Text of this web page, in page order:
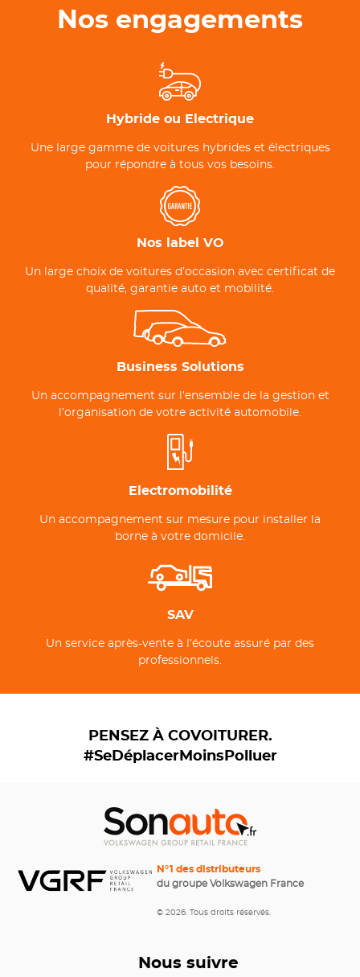
Nos engagements
Hybride ou Electrique
Une large gamme de voitures hybrides et électriques
pour répondre à tous vos besoins.
Nos label VO
Un large choix de voitures d’occasion avec certificat de
qualité, garantie auto et mobilité.
Business Solutions
Un accompagnement sur l’ensemble de la gestion et
l’organisation de votre activité automobile.
Electromobilité
Un accompagnement sur mesure pour installer la
borne à votre domicile.
SAV
Un service après-vente à l’écoute assuré par des
professionnels.
PENSEZ À COVOITURER.
#SeDéplacerMoinsPolluer
N°1 des distributeurs
du groupe Volkswagen France
© 2026. Tous droits réservés.
Nous suivre